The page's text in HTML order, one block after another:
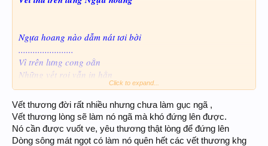
Ngựa hoang nào dẫm nát tơi bời
.......................
Vì trên lưng cong oằn
Những vết roi vẫn in hằn
Một hôm ngựa bỗng thấy thanh bình
Thảm cỏ tình yêu dưới chân mình
................
Để quên những vết thù
Click to expand...
Vết thương đời rất nhiều nhưng chưa làm gục ngã ,
Vết thương lòng sẽ làm nó ngã mà khó đứng lên được.
Nó cần được vuốt ve, yêu thương thật lòng để đứng lên
Dòng sông mát ngọt có làm nó quên hết các vết thương khg